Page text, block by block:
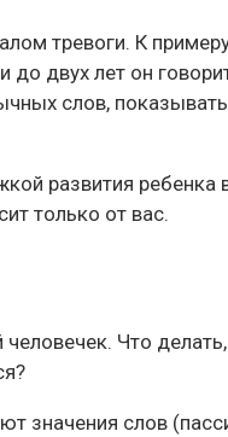
тревоги. К
двух лет он
слов,
развития ребенка
только от вас.
Что
значения слов